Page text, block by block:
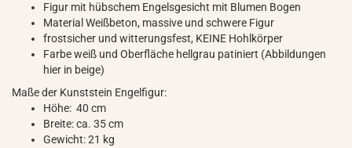
Figur mit hübschem Engelsgesicht mit Blumen Bogen
Material Weißbeton, massive und schwere Figur
frostsicher und witterungsfest, KEINE Hohlkörper
Farbe weiß und Oberfläche hellgrau patiniert (Abbildungen
hier in beige)
Maße der Kunststein Engelfigur:
Höhe: 40 cm
Breite: ca. 35 cm
Gewicht: 21 kg